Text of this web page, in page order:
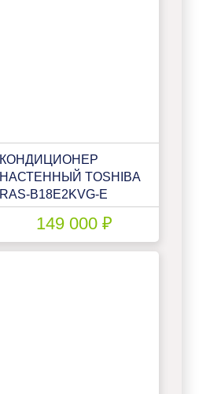
КОНДИЦИОНЕР
НАСТЕННЫЙ TOSHIBA
RAS-B18E2KVG-E
149 000 ₽